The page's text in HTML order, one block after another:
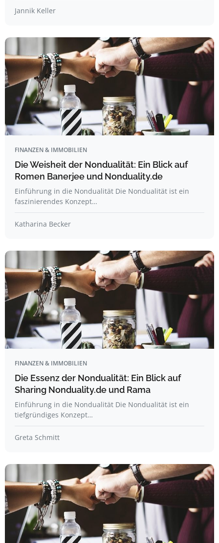
Jannik Keller
FINANZEN & IMMOBILIEN
Die Weisheit der Nondualität: Ein Blick auf
Romen Banerjee und Nonduality.de
Einführung in die Nondualität Die Nondualität ist ein
faszinierendes Konzept…
Katharina Becker
FINANZEN & IMMOBILIEN
Die Essenz der Nondualität: Ein Blick auf
Sharing Nonduality.de und Rama
Einführung in die Nondualität Die Nondualität ist ein
tiefgründiges Konzept…
Greta Schmitt